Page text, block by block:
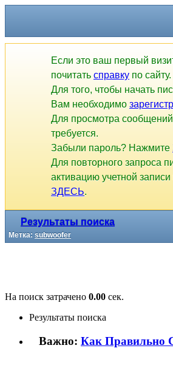
Если это ваш первый
почитать справку по сайту.
Для того, чтобы начать
Вам необходимо
Для просмотра
требуется.
Забыли пароль? Нажмите
Для повторного запроса
активацию учетной
ЗДЕСЬ.
Результаты поиска
Метка: subwoofer
На поиск затрачено 0.00 сек.
Результаты поиска
Важно: Как Правильно